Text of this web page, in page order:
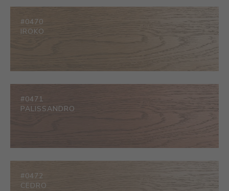
#0470
IROKO
#0471
PALISSANDRO
#0472
CEDRO